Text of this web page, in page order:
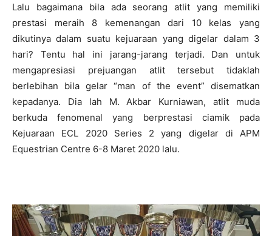
Lalu bagaimana bila ada seorang atlit yang memiliki
prestasi meraih 8 kemenangan dari 10 kelas yang
dikutinya dalam suatu kejuaraan yang digelar dalam 3
hari? Tentu hal ini jarang-jarang terjadi. Dan untuk
mengapresiasi prejuangan atlit tersebut tidaklah
berlebihan bila gelar “man of the event” disematkan
kepadanya. Dia lah M. Akbar Kurniawan, atlit muda
berkuda fenomenal yang berprestasi ciamik pada
Kejuaraan ECL 2020 Series 2 yang digelar di APM
Equestrian Centre 6-8 Maret 2020 lalu.